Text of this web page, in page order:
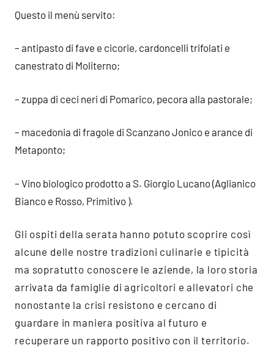
Questo il menù servito:
– antipasto di fave e cicorie, cardoncelli trifolati e
canestrato di Moliterno;
– zuppa di ceci neri di Pomarico, pecora alla pastorale;
– macedonia di fragole di Scanzano Jonico e arance di
Metaponto;
– Vino biologico prodotto a S. Giorgio Lucano (Aglianico
Bianco e Rosso, Primitivo ).
Gli ospiti della serata hanno potuto scoprire così
alcune delle nostre tradizioni culinarie e tipicità
ma sopratutto conoscere le aziende, la loro storia
arrivata da famiglie di agricoltori e allevatori che
nonostante la crisi resistono e cercano di
guardare in maniera positiva al futuro e
recuperare un rapporto positivo con il territorio.